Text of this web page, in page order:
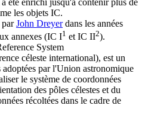
été enrichi jusqu'à contenir plus de
les objets IC.
parJohn Dreyerdans les années
annexes (IC I1 et IC II2).
System
céleste international), est un
par l'Union astronomique
le système de coordonnées
des pôles célestes et du
récoltées dans le cadre de